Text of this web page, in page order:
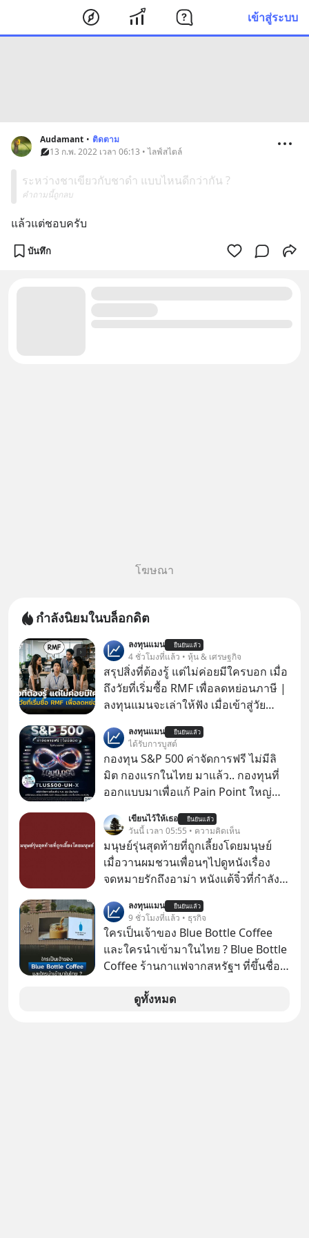
เข้าสู่ระบบ
Audamant • ติดตาม
13 ก.พ. 2022 เวลา 06:13 • ไลฟ์สไตล์
ระหว่างชาเขียวกับชาดำ แบบไหนดีกว่ากัน ?
คำถามนี้ถูกลบ
แล้วแต่ชอบครับ
บันทึก
โฆษณา
กำลังนิยมในบล็อกดิต
ลงทุนแมน ยืนยันแล้ว
4 ชั่วโมงที่แล้ว • หุ้น & เศรษฐกิจ
สรุปสิ่งที่ต้องรู้ แต่ไม่ค่อยมีใครบอก เมื่อ
ถึงวัยที่เริ่มซื้อ RMF เพื่อลดหย่อนภาษี |
ลงทุนแมนจะเล่าให้ฟัง เมื่อเข้าสู่วัย
ภาษี หลายคนมักได้รับคำแนะนำให้
ลงทุนใน RMF เพราะนอกจากจะช่วยลด
หย่อนภาษีได้แล้ว ยังเป็นโอกาสในการ
สร้างความมั่งคั่งระยะยาว แต่น้อยคน
อะไรบ้าง ควรดู ตรงไหน ทำอย่างไร ถึง
จะดีกับเรา แล้วเราควรรู้ข้อมูลอะไร
เกี่ยวกับ RMF บ้าง เพื่อให้นำไปใช้ต่อได้
จริง ๆ ลงทุนแมนจะเล่าให้ฟัง
ลงทุนแมน ยืนยันแล้ว
ได้รับการบูสต์
กองทุน S&P 500 ค่าจัดการฟรี ไม่มีลิ
มิต กองแรกในไทย มาแล้ว.. กองทุนที่
ออกแบบมาเพื่อแก้ Pain Point ใหญ่
เขียนไว้ให้เธอ ยืนยันแล้ว
วันนี้ เวลา 05:55 • ความคิดเห็น
มนุษย์รุ่นสุดท้ายที่ถูกเลี้ยงโดยมนุษย์
เมื่อวานผมชวนเพื่อนๆไปดูหนังเรื่อง
จดหมายรักถึงอาม่า หนังแต้จิ๋วที่กำลัง
ป๊าผมเห็นโปสเตอร์หนังเรื่องนี้หลาย
เดือนก่อนและอยากดูมาก ด้วยเพราะว่า
อากงก็มาจากเมืองจีน ป๊าก็พูดแต้จิ๋วได้
มีเรื่องราวมีความผูกพันที่ได้ยินตั้งแต่
ลงทุนแมน ยืนยันแล้ว
9 ชั่วโมงที่แล้ว • ธุรกิจ
ใครเป็นเจ้าของ Blue Bottle Coffee
และใครนำเข้ามาในไทย ? Blue Bottle
Coffee ร้านกาแฟจากสหรัฐฯ ที่ขึ้นชื่อ
แรกในประเทศไทย ที่ Central Park
ดูทั้งหมด